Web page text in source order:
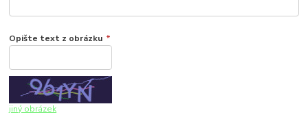
Opište text z obrázku *
jiný obrázek